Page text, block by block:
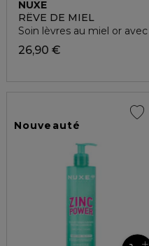
NUXE
RÊVE DE MIEL
Soin lèvres au miel or
26,90 €
Nouveauté